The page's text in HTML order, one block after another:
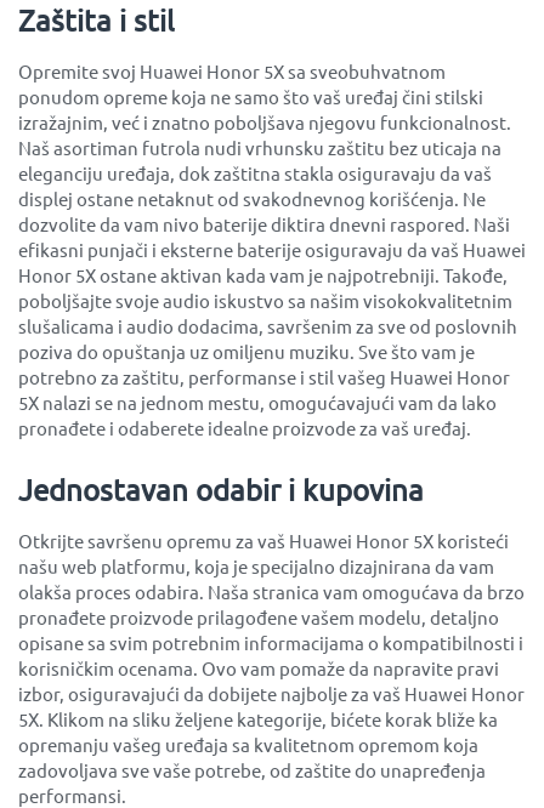
Zaštita i stil
Opremite svoj Huawei Honor 5X sa sveobuhvatnom
ponudom opreme koja ne samo što vaš uređaj čini stilski
izražajnim, već i znatno poboljšava njegovu funkcionalnost.
Naš asortiman futrola nudi vrhunsku zaštitu bez uticaja na
eleganciju uređaja, dok zaštitna stakla osiguravaju da vaš
displej ostane netaknut od svakodnevnog korišćenja. Ne
dozvolite da vam nivo baterije diktira dnevni raspored. Naši
efikasni punjači i eksterne baterije osiguravaju da vaš Huawei
Honor 5X ostane aktivan kada vam je najpotrebniji. Takođe,
poboljšajte svoje audio iskustvo sa našim visokokvalitetnim
slušalicama i audio dodacima, savršenim za sve od poslovnih
poziva do opuštanja uz omiljenu muziku. Sve što vam je
potrebno za zaštitu, performanse i stil vašeg Huawei Honor
5X nalazi se na jednom mestu, omogućavajući vam da lako
pronađete i odaberete idealne proizvode za vaš uređaj.
Jednostavan odabir i kupovina
Otkrijte savršenu opremu za vaš Huawei Honor 5X koristeći
našu web platformu, koja je specijalno dizajnirana da vam
olakša proces odabira. Naša stranica vam omogućava da brzo
pronađete proizvode prilagođene vašem modelu, detaljno
opisane sa svim potrebnim informacijama o kompatibilnosti i
korisničkim ocenama. Ovo vam pomaže da napravite pravi
izbor, osiguravajući da dobijete najbolje za vaš Huawei Honor
5X. Klikom na sliku željene kategorije, bićete korak bliže ka
opremanju vašeg uređaja sa kvalitetnom opremom koja
zadovoljava sve vaše potrebe, od zaštite do unapređenja
performansi.